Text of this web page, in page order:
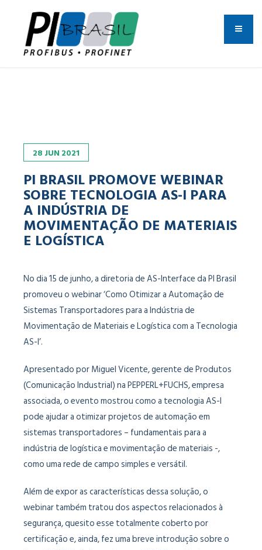
28 JUN 2021
PI BRASIL PROMOVE WEBINAR
SOBRE TECNOLOGIA AS-I PARA
A INDÚSTRIA DE
MOVIMENTAÇÃO DE MATERIAIS
E LOGÍSTICA
No dia 15 de junho, a diretoria de AS-Interface da PI Brasil
promoveu o webinar ‘Como Otimizar a Automação de
Sistemas Transportadores para a Indústria de
Movimentação de Materiais e Logística com a Tecnologia
AS-I’.
Apresentado por Miguel Vicente, gerente de Produtos
(Comunicação Industrial) na PEPPERL+FUCHS, empresa
associada, o evento mostrou como a tecnologia AS-I
pode ajudar a otimizar projetos de automação em
sistemas transportadores – fundamentais para a
indústria de logística e movimentação de materiais -,
como uma rede de campo simples e versátil.
Além de expor as características dessa solução, o
webinar também tratou dos aspectos relacionados à
segurança, quesito esse totalmente coberto por
certificação e, ainda, fez uma breve introdução sobre o